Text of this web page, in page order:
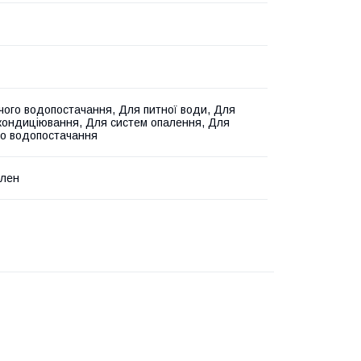
водопостачання, Для питної води, Для
Для систем опалення, Для
водопостачання